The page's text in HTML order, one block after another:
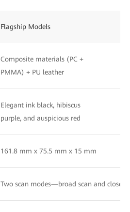
Flagship Models
Composite materials (PC +
PMMA) + PU leather
Elegant ink black, hibiscus
purple, and auspicious red
161.8 mm x 75.5 mm x 15 mm
Two scan modes—broad scan and close-